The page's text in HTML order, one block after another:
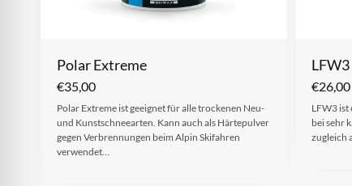
Polar Extreme
€35,00
Polar Extreme ist geeignet für alle trockenen Neu-
und Kunstschneearten. Kann auch als Härtepulver
gegen Verbrennungen beim Alpin Skifahren
verwendet…
LFW3
€26,00
LFW3 ist
bei sehr
zugleich